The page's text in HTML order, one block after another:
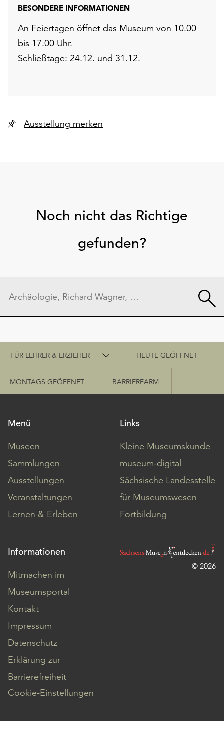
BESONDERE INFORMATIONEN
An Feiertagen öffnet das Museum von 10.00
bis 17.00 Uhr.
Schließtage: 24.12. und 31.12.
Ausstellung merken
Noch nicht das Richtige
gefunden?
Schnellzugriff
FÜR LEHRER & ERZIEHER HEUTE GEÖFFNET
MONTAGS GEÖFFNET BARRIEREARM
Menü
Museen
Sammlungen
Ausstellungen
Veranstaltungen
Lernen & Erleben
Links
Kleine Museumskunde
museum-digital
Sächsische Landesstelle
für Museumswesen
Fortbildung
Informationen
Mitmachen im
Museumsportal
Kontakt
Impressum
Datenschutz
Erklärung zur
Barrierefreiheit
Cookie-Einstellungen
© 2026